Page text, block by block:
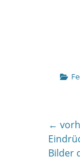
←
Bilder